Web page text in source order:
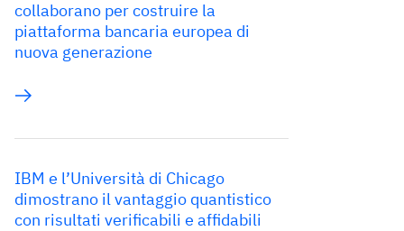
collaborano per costruire la
piattaforma bancaria europea di
nuova generazione
IBM e l’Università di Chicago
dimostrano il vantaggio quantistico
con risultati verificabili e affidabili